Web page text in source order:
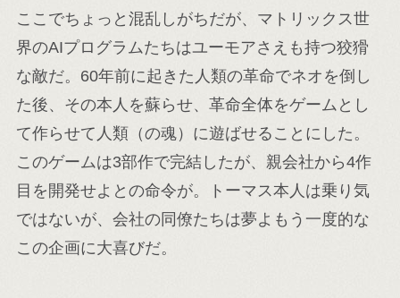
ここでちょっと混乱しがちだが、マトリックス世
界のAIプログラムたちはユーモアさえも持つ狡猾
な敵だ。60年前に起きた人類の革命でネオを倒し
た後、その本人を蘇らせ、革命全体をゲームとし
て作らせて人類（の魂）に遊ばせることにした。
このゲームは3部作で完結したが、親会社から4作
目を開発せよとの命令が。トーマス本人は乗り気
ではないが、会社の同僚たちは夢よもう一度的な
この企画に大喜びだ。